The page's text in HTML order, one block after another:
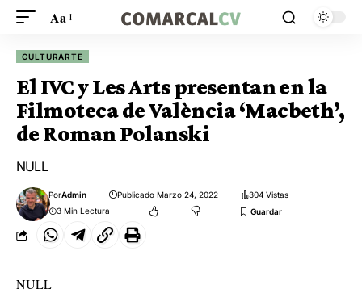
Aa
CULTURARTE
El IVC y Les Arts presentan en la
Filmoteca de València ‘Macbeth’,
de Roman Polanski
NULL
PorAdmin Publicado Marzo 24, 2022
304 Vistas
3 Min Lectura
NULL